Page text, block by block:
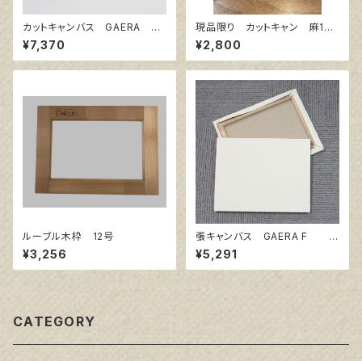
カットキャンバス GAERA F
S40
¥7,370
現品限り カットキャン 麻10
0％ F8 (5枚組)
¥2,800
ルーブル木枠 12号
¥3,256
張キャンバス GAERA F 2
0号
¥5,291
CATEGORY